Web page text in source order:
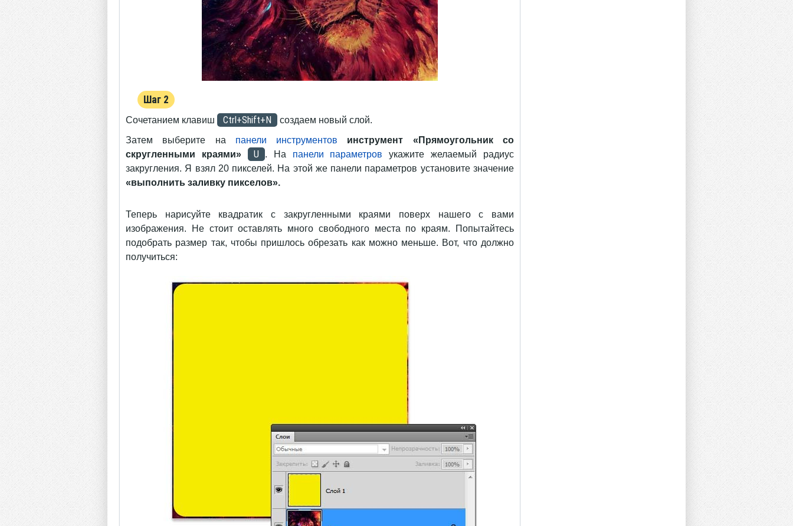
Шаг 2
Сочетанием клавиш Ctrl+Shift+N
создаем новый слой.
Затем выберите на панели инструментов
инструмент «Прямоугольник со
скругленными краями»
U . На панели параметров укажите желаемый радиус
закругления. Я взял 20 пикселей. На этой же панели параметров установите значение
«выполнить заливку пикселов».
Теперь нарисуйте квадратик с закругленными краями поверх нашего с вами
изображения. Не стоит оставлять много свободного места по краям. Попытайтесь
подобрать размер так, чтобы пришлось обрезать как можно меньше. Вот, что должно
получиться: